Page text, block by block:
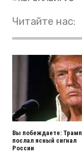
Читайте нас:
Вы побеждаете: Трамп
послал ясный сигнал
России